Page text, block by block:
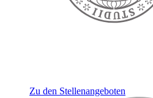
Zu den Stellenangeboten